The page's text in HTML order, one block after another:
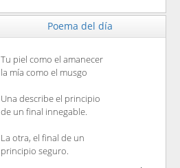
Poema del día
Tu piel como el amanecer
la mía como el musgo
Una describe el principio
de un final innegable.
La otra, el final de un
principio seguro.